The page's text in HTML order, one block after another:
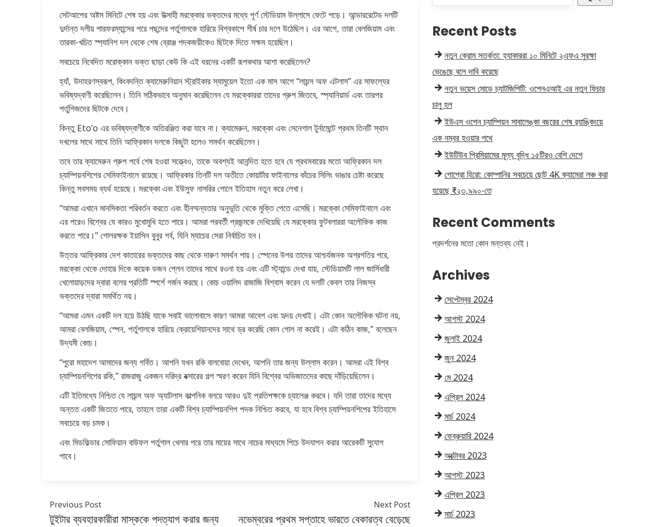
সেটআপের অষ্টম মিনিটে শেষ হয় এবং উত্সাহী মরক্কোর ভক্তদের মধ্যে পূর্ণ স্টেডিয়াম উল্লাসে ফেটে পড়ে। আন্ডাররেটেড দলটি
দুর্দান্ত দলীয় পারফরম্যান্সের পরে পছন্দের পর্তুগালকে হারিয়ে বিশ্বকাপে শীর্ষ চার দলে উঠেছিল। এর আগে, তারা বেলজিয়াম এবং
তারকা-খচিত স্প্যানিশ দল থেকে শেষ ব্রোঞ্জ পদকজয়ীকেও ছিটকে দিতে সক্ষম হয়েছিল।
সবচেয়ে নিবেদিত মরোক্কান ভক্ত ছাড়া কেউ কি এই ধরনের একটি রূপকথার আশা করেছিলেন?
হ্যাঁ, উদাহরণস্বরূপ, কিংবদন্তি ক্যামেরুনিয়ান স্ট্রাইকার স্যামুয়েল ইতো এক মাস আগে “লায়ন্স অফ এটলাস” এর সাফল্যের
ভবিষ্যদ্বাণী করেছিলেন। তিনি সঠিকভাবে অনুমান করেছিলেন যে মরক্কোররা তাদের গ্রুপ জিতবে, স্প্যানিয়ার্ড এবং তারপর
পর্তুগিজদের ছিটকে দেবে।
কিন্তু Eto’o এর ভবিষ্যদ্বাণীকে অতিরঞ্জিত করা যাবে না। ক্যামেরুন, মরক্কো এবং সেনেগাল টুর্নামেন্টে প্রথম তিনটি স্থান
দখলের সাথে সাথে তিনি আফ্রিকান দলকে কিছুটা হলেও সমর্থন করেছিলেন।
তবে তার ক্যামেরুন গ্রুপ পর্বে শেষ হওয়া সত্ত্বেও, তাকে অবশ্যই আনন্দিত হতে হবে যে প্রথমবারের মতো আফ্রিকান দল
চ্যাম্পিয়নশিপের সেমিফাইনালে রয়েছে। আফ্রিকার তিনটি দল অতীতে কোয়ার্টার ফাইনালের কাঁচের সিলিং ভাঙার চেষ্টা করেছে
কিন্তু সবসময় ব্যর্থ হয়েছে। মরক্কো এবং ইউসুফ নাসরির গোলে ইতিহাস নতুন করে লেখা।
“আমরা এখানে মানসিকতা পরিবর্তন করতে এবং হীনম্মন্যতার অনুভূতি থেকে মুক্তি পেতে এসেছি। মরক্কো সেমিফাইনালে এবং
এর পরেও বিশ্বের যে কারও মুখোমুখি হতে পারে। আমরা পরবর্তী প্রজন্মকে দেখিয়েছি যে মরক্কোর ফুটবলাররা অলৌকিক কাজ
করতে পারে।” গোলরক্ষক ইয়াসিন বুনুর গর্ব, যিনি ম্যাচের সেরা নির্বাচিত হন।
উত্তর আফ্রিকার দেশ কাতারের ভক্তদের কাছ থেকে দারুণ সমর্থন পায়। স্পেনের উপর তাদের আশ্চর্যজনক অগ্রগতির পরে,
মরক্কো থেকে দোহার দিকে কয়েক ডজন প্লেন তাদের সাথে রওনা হয় এবং এটি স্ট্যান্ডে দেখা যায়, স্টেডিয়ামটি লাল জার্সিধারী
খেলোয়াড়দের দ্বারা বলের প্রতিটি স্পর্শে গর্জন করছে। কোচ ওয়ালিদ রাজাজি বিশ্বাস করেন যে দলটি কেবল তার নিজস্ব
ভক্তদের দ্বারা সমর্থিত নয়।
“আমরা এমন একটি দল হয়ে উঠছি যাকে সবাই ভালোবাসে কারণ আমরা আবেগ এবং হৃদয় দেখাই। এটা কোন অলৌকিক ঘটনা নয়,
আমরা বেলজিয়াম, স্পেন, পর্তুগালকে হারিয়ে ক্রোয়েশিয়ানদের সাথে ড্র করেছি কোন গোল না করেই। এটা কঠিন কাজ,” বলেছেন
উদ্যমী কোচ।
“পুরো মহাদেশ আমাদের জন্য গর্বিত। আপনি যখন রকি বালবোয়া দেখেন, আপনি তার জন্য উল্লাস করেন। আমরা এই বিশ্ব
চ্যাম্পিয়নশিপের রকি,” রাজরাজু একজন দরিদ্র বক্সারের গল্প স্মরণ করেন যিনি বিশ্বের অভিজাতদের কাছে দাঁড়িয়েছিলেন।
এটি ইতিমধ্যে নিশ্চিত যে লায়ন্স অফ অ্যাটলাস কাল্পনিক বলয়ে আরও দুই প্রতিপক্ষকে চ্যালেঞ্জ করবে। যদি তারা তাদের মধ্যে
অন্তত একটি জিততে পারে, তাহলে তারা একটি বিশ্ব চ্যাম্পিয়নশিপ পদক নিশ্চিত করবে, যা হবে বিশ্ব চ্যাম্পিয়নশিপের ইতিহাসে
সবচেয়ে বড় চমক।
এবং মিডফিল্ডার সোফিয়ান বাউফল পর্তুগাল খেলার পরে তার মায়ের সাথে নাচের মাধ্যমে পিচে উদযাপন করার আরেকটি সুযোগ
পাবে।
Previous Post
টুইটার ব্যবহারকারীরা মাস্ককে পদত্যাগ করার জন্য
Next Post
নভেম্বরের প্রথম সপ্তাহে ভারতে বেকারত্ব বেড়েছে
Recent Posts
নতুন ক্রোম সতর্কতা: হ্যাকাররা ১০ মিনিটে ২এফএ সুরক্ষা
ভেঙেছে বলে দাবি করেছে
নতুন ভয়েস মোডে চ্যাটজিপিটি: ওপেনএআই এর নতুন ফিচার
চালু হল
ইউএস ওপেন চ্যাম্পিয়ন সাবালেঙ্কা বছরের শেষ র‍্যাঙ্কিংয়ে
এক নম্বর হওয়ার পথে
ইউটিউব প্রিমিয়ামের মূল্য বৃদ্ধি ১৫টিরও বেশি দেশে
গোপ্রো হিরো: কোম্পানির সবচেয়ে ছোট 4K ক্যামেরা লঞ্চ করা
হয়েছে ₹২৩,৯৯০-তে
Recent Comments
প্রদর্শনের মতো কোন মন্তব্য নেই।
Archives
সেপ্টেম্বর 2024
আগস্ট 2024
জুলাই 2024
জুন 2024
মে 2024
এপ্রিল 2024
মার্চ 2024
ফেব্রুয়ারি 2024
অক্টোবর 2023
আগস্ট 2023
এপ্রিল 2023
মার্চ 2023